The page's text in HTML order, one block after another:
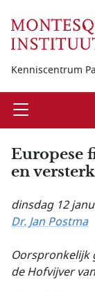
Kenniscentrum
Open
Europese
en
dinsdag 12
Dr. Jan Postma
Oorspronkelijk
de Hofvijver